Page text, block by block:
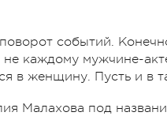
событий.
каждому мужчине-
в женщину. Пусть и в
Малахова под